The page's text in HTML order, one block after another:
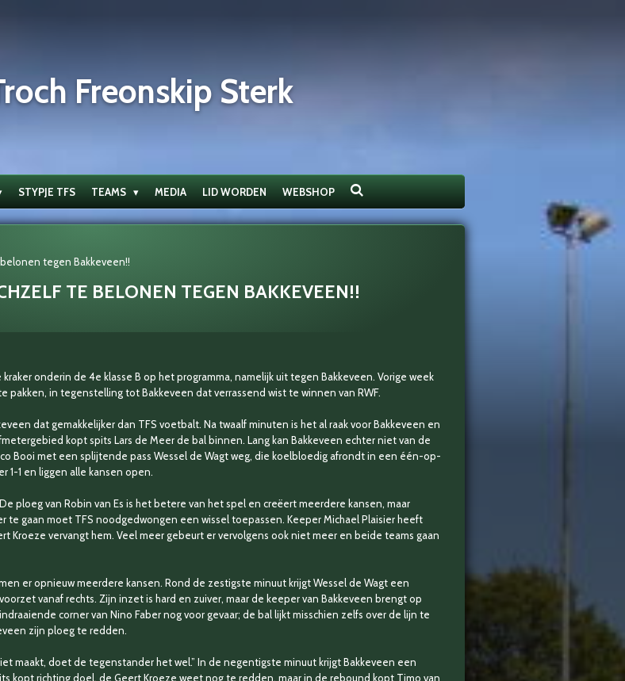
Freonskip Sterk
STYPJE TFS TEAMS MEDIA LID WORDEN WEBSHOP
tegen Bakkeveen!!
TE BELONEN TEGEN BAKKEVEEN!!
onderin de 4e klasse B op het programma, namelijk uit tegen Bakkeveen. Vorige week
in tegenstelling tot Bakkeveen dat verrassend wist te winnen van RWF.
dat gemakkelijker dan TFS voetbalt. Na twaalf minuten is het al raak voor Bakkeveen en
kopt spits Lars de Meer de bal binnen. Lang kan Bakkeveen echter niet van de
Booi met een splijtende pass Wessel de Wagt weg, die koelbloedig afrondt in een één-op-
1-1 en liggen alle kansen open.
ploeg van Robin van Es is het betere van het spel en creëert meerdere kansen, maar
gaan moet TFS noodgedwongen een wissel toepassen. Keeper Michael Plaisier heeft
Kroeze vervangt hem. Veel meer gebeurt er vervolgens ook niet meer en beide teams gaan
er opnieuw meerdere kansen. Rond de zestigste minuut krijgt Wessel de Wagt een
vanaf rechts. Zijn inzet is hard en zuiver, maar de keeper van Bakkeveen brengt op
corner van Nino Faber nog voor gevaar; de bal lijkt misschien zelfs over de lijn te
zijn ploeg te redden.
maakt, doet de tegenstander het wel.” In de negentigste minuut krijgt Bakkeveen een
kopt richting doel, de Geert Kroeze weet nog te redden, maar in de rebound kopt Timo van